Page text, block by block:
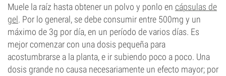
Muele la raíz hasta obtener un polvo y ponlo en cápsulas de
gel. Por lo general, se debe consumir entre 500mg y un
máximo de 3g por día, en un período de varios días. Es
mejor comenzar con una dosis pequeña para
acostumbrarse a la planta, e ir subiendo poco a poco. Una
dosis grande no causa necesariamente un efecto mayor; por